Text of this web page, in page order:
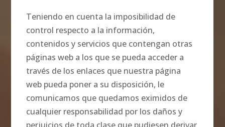
Teniendo en cuenta la imposibilidad de
control respecto a la información,
contenidos y servicios que contengan otras
páginas web a los que se pueda acceder a
través de los enlaces que nuestra página
web pueda poner a su disposición, le
comunicamos que quedamos eximidos de
cualquier responsabilidad por los daños y